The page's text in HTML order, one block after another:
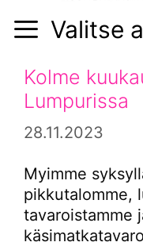
Valitse
Kolme
Lumpurissa
28.11.2023
Myimme
pikkutalomme,
tavaroistamme